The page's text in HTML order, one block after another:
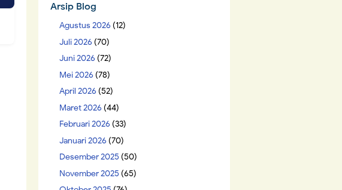
Arsip Blog
Agustus 2026 (12)
Juli 2026 (70)
Juni 2026 (72)
Mei 2026 (78)
April 2026 (52)
Maret 2026 (44)
Februari 2026 (33)
Januari 2026 (70)
Desember 2025 (50)
November 2025 (65)